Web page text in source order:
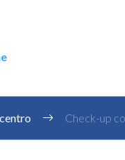
Check-up